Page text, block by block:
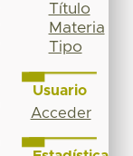
Título
Materia
Tipo
Usuario
Acceder